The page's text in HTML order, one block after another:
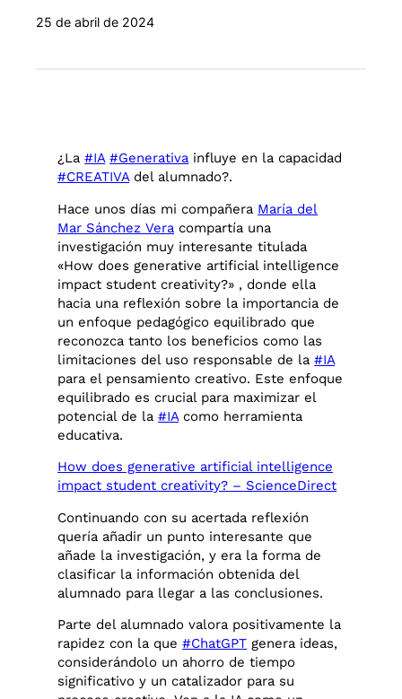
25 de abril de 2024
¿La#IA #Generativa influye en la capacidad
#CREATIVAdel alumnado?.
Hace unos días mi compañera María del
Mar Sánchez Vera compartía una
investigación muy interesante titulada
«How does generative artificial intelligence
impact student creativity?» , donde ella
hacia una reflexión sobre la importancia de
un enfoque pedagógico equilibrado que
reconozca tanto los beneficios como las
limitaciones del uso responsable de la#IA
para el pensamiento creativo. Este enfoque
equilibrado es crucial para maximizar el
potencial de la#IAcomo herramienta
educativa.
How does generative artificial intelligence
impact student creativity? – ScienceDirect
Continuando con su acertada reflexión
quería añadir un punto interesante que
añade la investigación, y era la forma de
clasificar la información obtenida del
alumnado para llegar a las conclusiones.
Parte del alumnado valora positivamente la
rapidez con la que#ChatGPT genera ideas,
considerándolo un ahorro de tiempo
significativo y un catalizador para su